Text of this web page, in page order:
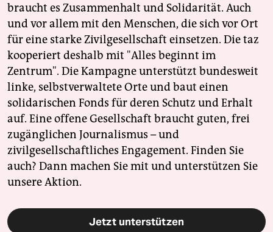
braucht es Zusammenhalt und Solidarität. Auch
und vor allem mit den Menschen, die sich vor Ort
für eine starke Zivilgesellschaft einsetzen. Die taz
kooperiert deshalb mit "Alles beginnt im
Zentrum". Die Kampagne unterstützt bundesweit
linke, selbstverwaltete Orte und baut einen
solidarischen Fonds für deren Schutz und Erhalt
auf. Eine offene Gesellschaft braucht guten, frei
zugänglichen Journalismus – und
zivilgesellschaftliches Engagement. Finden Sie
auch? Dann machen Sie mit und unterstützen Sie
unsere Aktion.
Jetzt unterstützen